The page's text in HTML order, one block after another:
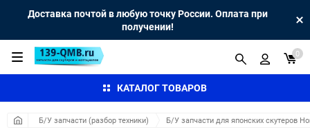
Доставка почтой в любую точку России. Оплата при
получении!
КАТАЛОГ ТОВАРОВ
0
Б/У запчасти (разбор техники) Б/У запчасти для японских скутеров